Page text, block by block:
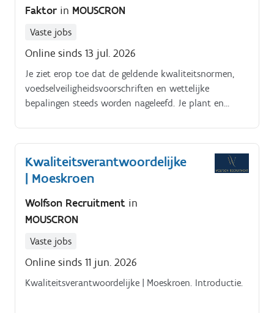
Faktor in MOUSCRON
Vaste jobs
Online sinds 13 jul. 2026
Je ziet erop toe dat de geldende kwaliteitsnormen,
voedselveiligheidsvoorschriften en wettelijke
bepalingen steeds worden nageleefd. Je plant en
Kwaliteitsverantwoordelijke
| Moeskroen
Wolfson Recruitment in
MOUSCRON
Vaste jobs
Online sinds 11 jun. 2026
Kwaliteitsverantwoordelijke | Moeskroen. Introductie.